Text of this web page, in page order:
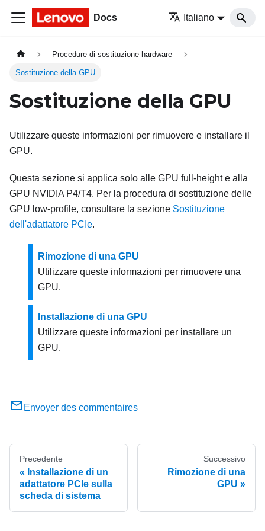
Docs Italiano
Procedure di sostituzione hardware
Sostituzione della GPU
Sostituzione della GPU
Utilizzare queste informazioni per rimuovere e installare il
GPU.
Questa sezione si applica solo alle GPU full-height e alla
GPU NVIDIA P4/T4. Per la procedura di sostituzione delle
GPU low-profile, consultare la sezione Sostituzione
dell'adattatore PCIe.
Rimozione di una GPU
Utilizzare queste informazioni per rimuovere una
GPU.
Installazione di una GPU
Utilizzare queste informazioni per installare un
GPU.
Envoyer des commentaires
Precedente
Installazione di un
adattatore PCIe sulla
scheda di sistema
Successivo
Rimozione di una
GPU